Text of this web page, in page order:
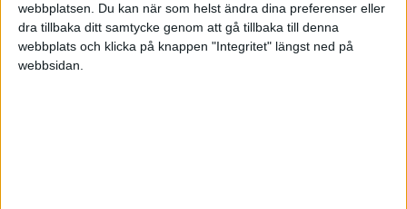
webbplatsen. Du kan när som helst ändra dina preferenser eller
dra tillbaka ditt samtycke genom att gå tillbaka till denna
webbplats och klicka på knappen "Integritet" längst ned på
webbsidan.
Bra, Patrik!
Jag klistrar det här inlägget under